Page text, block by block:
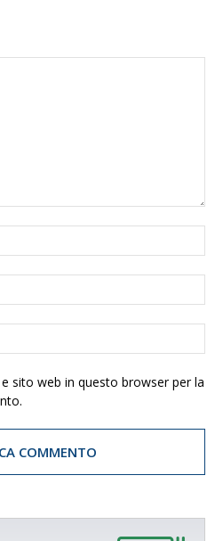
sito web in questo browser per la